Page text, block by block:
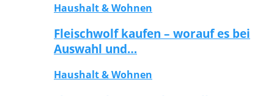
Haushalt & Wohnen
Fleischwolf kaufen – worauf es bei
Auswahl und…
Haushalt & Wohnen